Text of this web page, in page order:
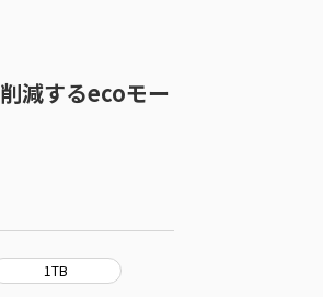
減するecoモー
1TB